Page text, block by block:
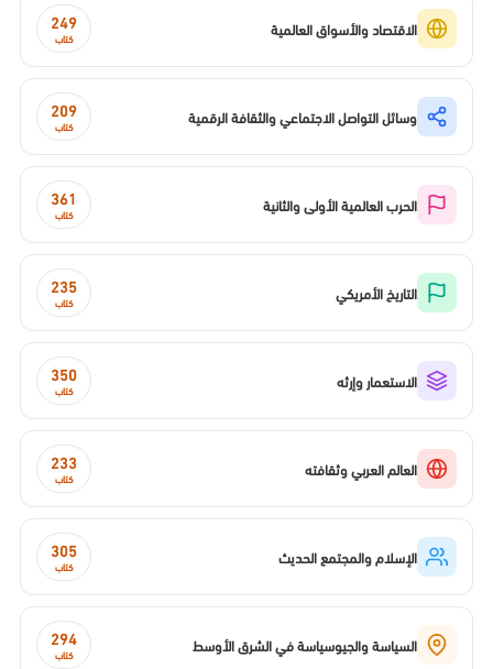
الاقتصاد والأسواق العالمية 249
كتاب
وسائل التواصل الاجتماعي والثقافة الرقمية 209
كتاب
الحرب العالمية الأولى والثانية 361
كتاب
التاريخ الأمريكي 235
كتاب
الاستعمار وإرثه 350
كتاب
العالم العربي وثقافته 233
كتاب
الإسلام والمجتمع الحديث 305
كتاب
السياسة والجيوسياسة في الشرق الأوسط 294
كتاب